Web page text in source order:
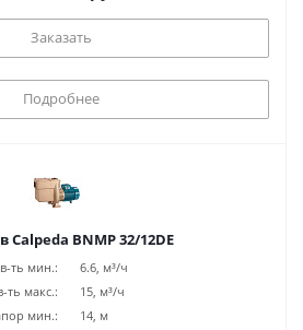
Заказать
Подробнее
Calpeda BNMP 32/12DE
ть мин.:
6.6, м³/ч
ть макс.:
15, м³/ч
мин.:
14, м